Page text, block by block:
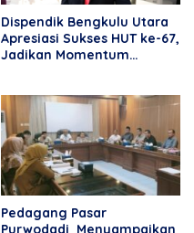
Dispendik Bengkulu Utara
Apresiasi Sukses HUT ke-67,
Jadikan Momentum
Pedagang Pasar
Purwodadi Menyampaikan